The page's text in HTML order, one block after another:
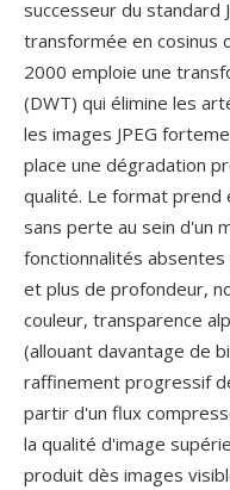
successeur du standard
transformée en cosinus
2000 emploie une
(DWT) qui élimine les
les images JPEG
place une dégradation
qualité. Le format prend
sans perte au sein d'un
fonctionnalités absentes
et plus de profondeur,
couleur, transparence
(allouant davantage de
raffinement progressif
partir d'un flux
la qualité d'image
produit dès images